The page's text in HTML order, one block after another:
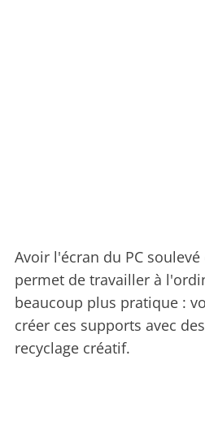
Avoir l'écran du PC
permet de travailler à
beaucoup plus pratique :
créer ces supports avec
recyclage créatif.